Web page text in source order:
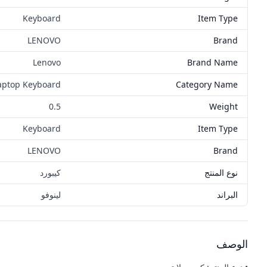
Item Type
Keyboard
Brand
LENOVO
Brand Name
Lenovo
Category Name
Keyboard
Weight
0.5
Item Type
Keyboard
Brand
LENOVO
نوع المنتج
كيبورد
البراند
لينوفو
الوصف